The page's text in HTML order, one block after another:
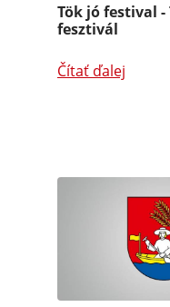
Tök jó festival -
fesztivál
Čítať ďalej